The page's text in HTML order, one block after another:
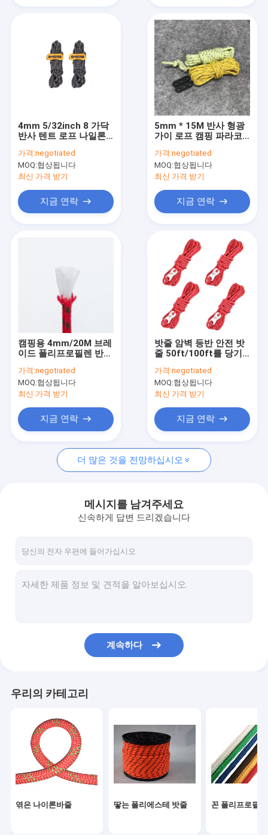
우리에 대하여
공장 여행
품질 관리
엮은 나이론바줄
땋는 폴리에스테 밧줄
꼰 폴리프로필렌 로프
550 파라코드 로프
반사 텐트 로프
구명줄 안전 로프
4mm 5/32inch 8 가닥
반사 텐트 로프 나일론
가격:negotiated
MOQ:협상됩니다
최신 가격 받기
지금 연락
5mm * 15M 반사 형광
가이 로프 캠핑 파라코
가격:negotiated
MOQ:협상됩니다
최신 가격 받기
지금 연락
캠핑용 4mm/20M 브레
이드 폴리프로필렌 반사
가격:negotiated
MOQ:협상됩니다
최신 가격 받기
지금 연락
밧줄 암벽 등반 안전 밧
줄 50ft/100ft를 당기
가격:negotiated
MOQ:협상됩니다
최신 가격 받기
지금 연락
더 많은 것을 전망하십시오
메시지를 남겨주세요
신속하게 답변 드리겠습니다
계속하다
우리의 카테고리
엮은 나이론바줄 땋는 폴리에스테 밧줄 꼰 폴리프로필